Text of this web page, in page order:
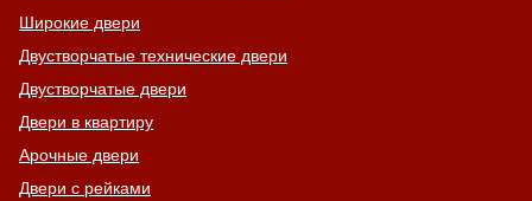
Широкие двери
Двустворчатые технические двери
Двустворчатые двери
Двери в квартиру
Арочные двери
Двери с рейками